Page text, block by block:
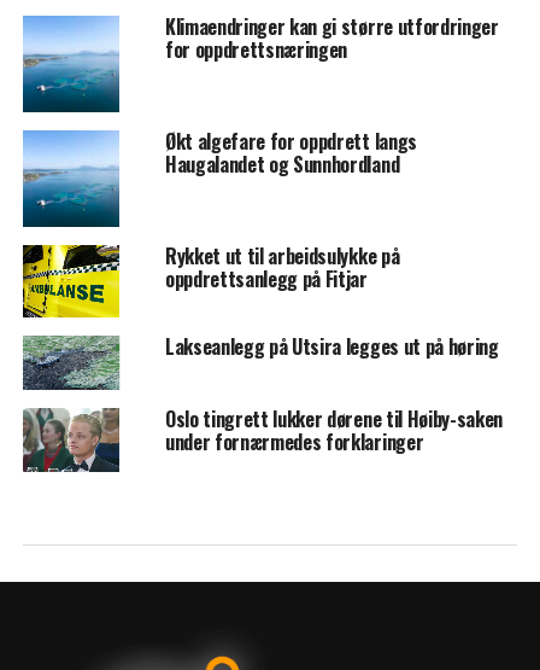
Klimaendringer kan gi større utfordringer
for oppdrettsnæringen
Økt algefare for oppdrett langs
Haugalandet og Sunnhordland
Rykket ut til arbeidsulykke på
oppdrettsanlegg på Fitjar
Lakseanlegg på Utsira legges ut på høring
Oslo tingrett lukker dørene til Høiby-saken
under fornærmedes forklaringer